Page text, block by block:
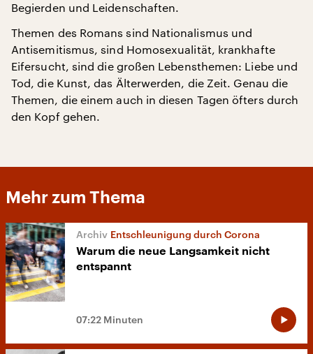
Begierden und Leidenschaften.
Themen des Romans sind Nationalismus und
Antisemitismus, sind Homosexualität, krankhafte
Eifersucht, sind die großen Lebensthemen: Liebe und
Tod, die Kunst, das Älterwerden, die Zeit. Genau die
Themen, die einem auch in diesen Tagen öfters durch
den Kopf gehen.
Mehr zum Thema
Entschleunigung durch Corona
Warum die neue Langsamkeit nicht
entspannt
07:22 Minuten